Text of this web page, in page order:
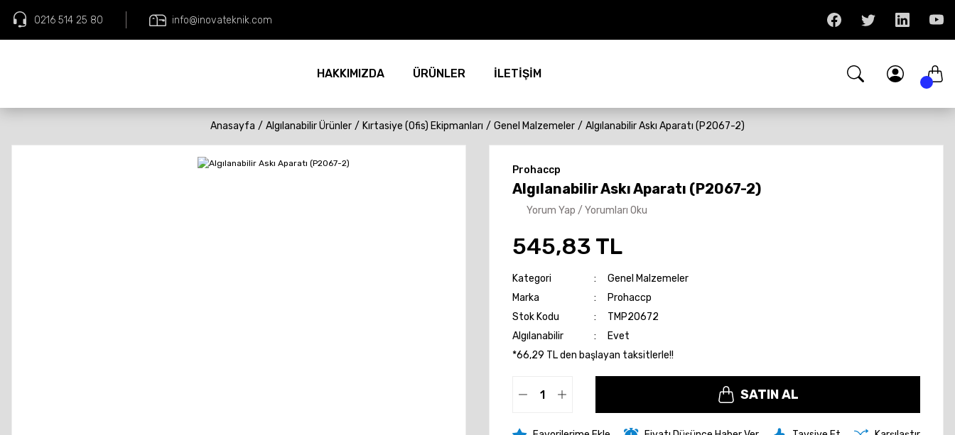
0216 514 25 80 info@inovateknik.com
HAKKIMIZDA ÜRÜNLER İLETİŞİM
Anasayfa Algılanabilir Ürünler Kırtasiye (Ofis) Ekipmanları Genel Malzemeler Algılanabilir Askı Aparatı (P2067-2)
Prohaccp
Algılanabilir Askı Aparatı (P2067-2)
Yorum Yap / Yorumları Oku
545,83 TL
Kategori
Genel Malzemeler
Marka
Prohaccp
Stok Kodu
TMP20672
Algılanabilir
Evet
*66,29 TL den başlayan taksitlerle!!
SATIN AL